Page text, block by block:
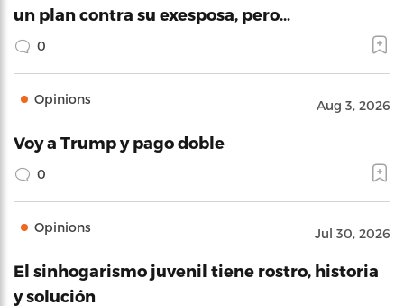
un plan contra su exesposa, pero…
0
Opinions Aug 3, 2026
Voy a Trump y pago doble
0
Opinions Jul 30, 2026
El sinhogarismo juvenil tiene rostro, historia
y solución